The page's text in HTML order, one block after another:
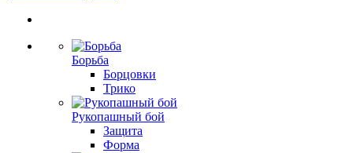
Борьба
Борцовки
Трико
Рукопашный бой
Защита
Форма